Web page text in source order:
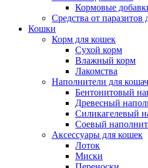
Кормовые
Средства от паразитов
Кошки
Корм для кошек
Сухой корм
Влажный корм
Лакомства
Наполнители для
Бентонитовый
Древесный
Силикагелевый
Соевый
Аксессуары для кошек
Лоток
Миски